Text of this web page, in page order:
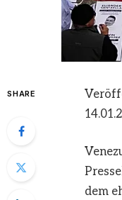
SHARE
dem